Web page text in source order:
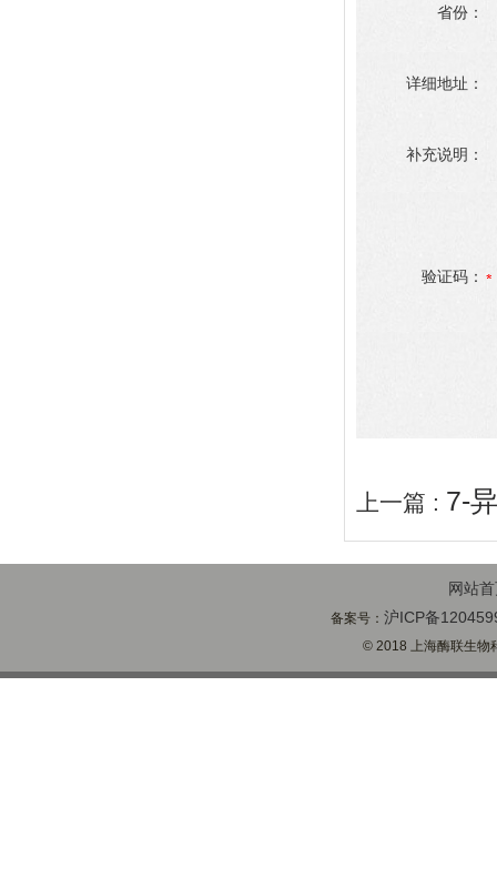
省份：
详细地址：
补充说明：
验证码：
上一篇 : 7-
网站
备案号：沪ICP备
© 2018 上海酶联生物